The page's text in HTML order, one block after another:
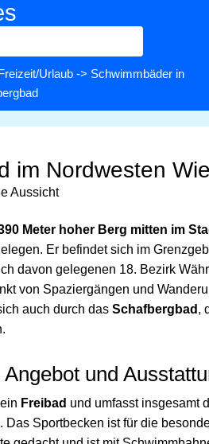
Urlaub -> Schwimmbäder in
im Nordwesten
Aussicht
Meter hoher Berg mitten im
Er befindet sich im
davon gelegenen 18. Bezirk
von Spaziergängen und
auch durch das Schafbergbad ,
und
Freibad und umfasst insgesamt
Das Sportbecken ist für die